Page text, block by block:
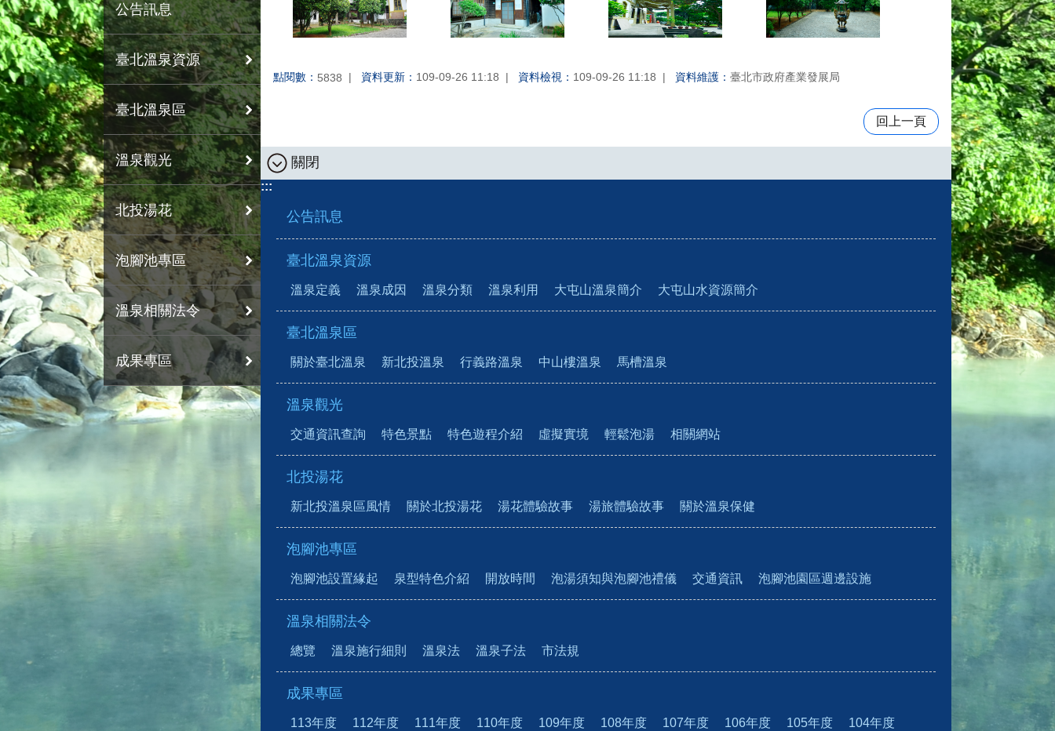
公告訊息
臺北溫泉資源
臺北溫泉區
溫泉觀光
北投湯花
泡腳池專區
溫泉相關法令
成果專區
點閱數： 5838 資料更新： 109-09-26 11:18 資料檢視： 109-09-26 11:18 資料維護： 臺北市政府產業發展局
回上一頁
關閉
:::
公告訊息
臺北溫泉資源
溫泉定義 溫泉成因 溫泉分類 溫泉利用 大屯山溫泉簡介 大屯山水資源簡介
臺北溫泉區
關於臺北溫泉 新北投溫泉 行義路溫泉 中山樓溫泉 馬槽溫泉
溫泉觀光
交通資訊查詢 特色景點 特色遊程介紹 虛擬實境 輕鬆泡湯 相關網站
北投湯花
新北投溫泉區風情 關於北投湯花 湯花體驗故事 湯旅體驗故事 關於溫泉保健
泡腳池專區
泡腳池設置緣起 泉型特色介紹 開放時間 泡湯須知與泡腳池禮儀 交通資訊 泡腳池園區週邊設施
溫泉相關法令
總覽 溫泉施行細則 溫泉法 溫泉子法 市法規
成果專區
113年度 112年度 111年度 110年度 109年度 108年度 107年度 106年度 105年度 104年度